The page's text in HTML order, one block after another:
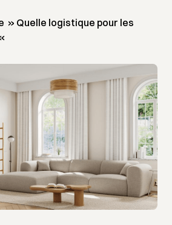
» Quelle logistique pour les